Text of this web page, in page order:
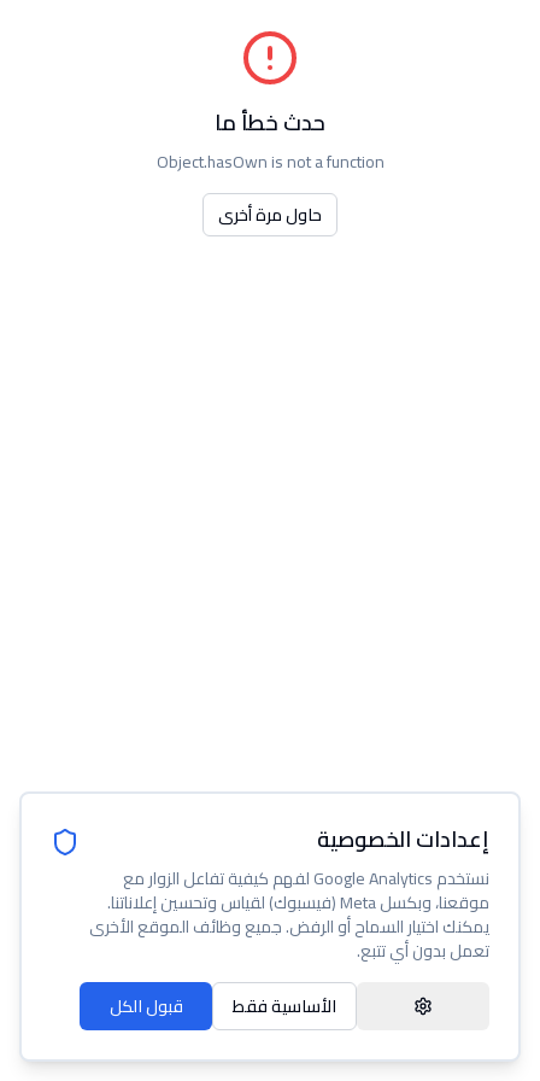
حدث خطأ ما
Object.hasOwn is not a function
حاول مرة أخرى
إعدادات الخصوصية
نستخدم Google Analytics لفهم كيفية تفاعل الزوار مع
موقعنا، وبكسل Meta (فيسبوك) لقياس وتحسين إعلاناتنا.
يمكنك اختيار السماح أو الرفض. جميع وظائف الموقع الأخرى
تعمل بدون أي تتبع.
قبول الكل
الأساسية فقط